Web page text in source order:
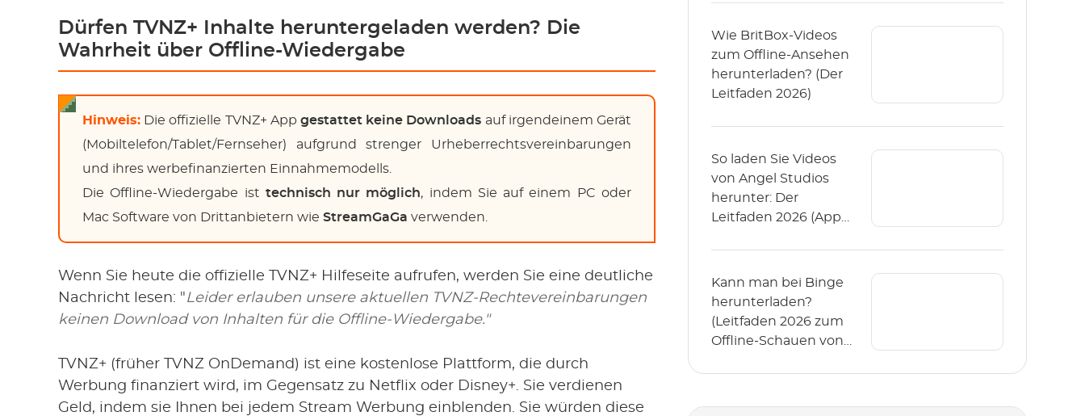
Dürfen TVNZ+ Inhalte heruntergeladen werden? Die
Wahrheit über Offline-Wiedergabe
Hinweis: Die offizielle TVNZ+ App gestattet keine Downloads auf irgendeinem Gerät
(Mobiltelefon/Tablet/Fernseher) aufgrund strenger Urheberrechtsvereinbarungen
und ihres werbefinanzierten Einnahmemodells.
Die Offline-Wiedergabe ist technisch nur möglich, indem Sie auf einem PC oder
Mac Software von Drittanbietern wie StreamGaGa verwenden.
Wenn Sie heute die offizielle TVNZ+ Hilfeseite aufrufen, werden Sie eine deutliche
Nachricht lesen: "Leider erlauben unsere aktuellen TVNZ-Rechtevereinbarungen
keinen Download von Inhalten für die Offline-Wiedergabe."
TVNZ+ (früher TVNZ OnDemand) ist eine kostenlose Plattform, die durch
Werbung finanziert wird, im Gegensatz zu Netflix oder Disney+. Sie verdienen
Geld, indem sie Ihnen bei jedem Stream Werbung einblenden. Sie würden diese
Wie BritBox-Videos
zum Offline-Ansehen
herunterladen? (Der
Leitfaden 2026)
So laden Sie Videos
von Angel Studios
herunter: Der
Leitfaden 2026 (App
Kann man bei Binge
herunterladen?
(Leitfaden 2026 zum
Offline-Schauen von